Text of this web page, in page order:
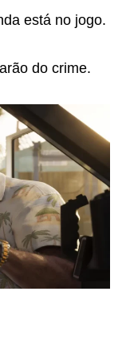
está no jogo.
do crime.